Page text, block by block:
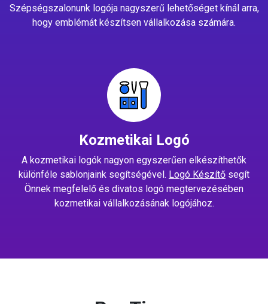
Szépségszalonunk logója nagyszerű lehetőséget kínál arra,
hogy emblémát készítsen vállalkozása számára.
Kozmetikai Logó
A kozmetikai logók nagyon egyszerűen elkészíthetők
különféle sablonjaink segítségével. Logó Készítő segít
Önnek megfelelő és divatos logó megtervezésében
kozmetikai vállalkozásának logójához.